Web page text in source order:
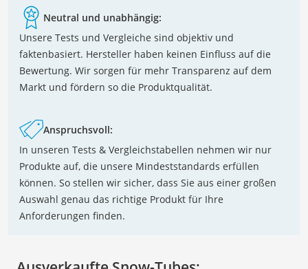
Neutral und unabhängig:
Unsere Tests und Vergleiche sind objektiv und
faktenbasiert. Hersteller haben keinen Einfluss auf die
Bewertung. Wir sorgen für mehr Transparenz auf dem
Markt und fördern so die Produktqualität.
Anspruchsvoll:
In unseren Tests & Vergleichstabellen nehmen wir nur
Produkte auf, die unsere Mindeststandards erfüllen
können. So stellen wir sicher, dass Sie aus einer großen
Auswahl genau das richtige Produkt für Ihre
Anforderungen finden.